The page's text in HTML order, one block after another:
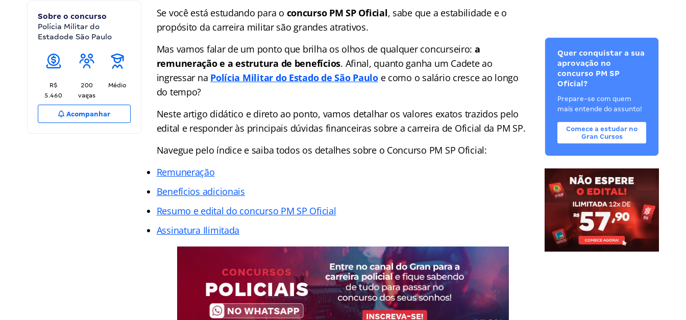
Sobre o concurso
Polícia Militar do
Estadode São Paulo
R$
5.460
200
vagas
Médio
Acompanhar
Se você está estudando para o concurso PM SP Oficial, sabe que a estabilidade e o
propósito da carreira militar são grandes atrativos.
Mas vamos falar de um ponto que brilha os olhos de qualquer concurseiro: a
remuneração e a estrutura de benefícios. Afinal, quanto ganha um Cadete ao
ingressar na Polícia Militar do Estado de São Pauloe como o salário cresce ao longo
do tempo?
Neste artigo didático e direto ao ponto, vamos detalhar os valores exatos trazidos pelo
edital e responder às principais dúvidas financeiras sobre a carreira de Oficial da PM SP.
Navegue pelo índice e saiba todos os detalhes sobre o Concurso PM SP Oficial:
Remuneração
Benefícios adicionais
Resumo e edital do concurso PM SP Oficial
Assinatura Ilimitada
Quer conquistar a sua
aprovação no
concurso PM SP
Oficial?
Prepare-se com quem
mais entende do assunto!
Comece a estudar no
Gran Cursos